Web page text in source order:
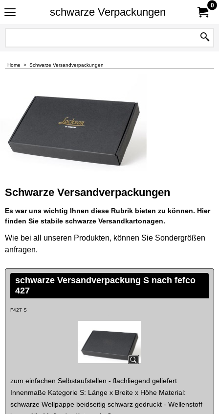
schwarze Verpackungen
0
Home > Schwarze Versandverpackungen
Schwarze Versandverpackungen
Es war uns wichtig Ihnen diese Rubrik bieten zu können. Hier
finden Sie stabile schwarze Versandkartonagen.
Wie bei all unseren Produkten, können Sie Sondergrößen
anfragen.
schwarze Versandverpackung S nach fefco
427
F427 S
zum einfachen Selbstaufstellen - flachliegend geliefert
Innenmaße Kategorie S: Länge x Breite x Höhe Material:
schwarze Wellpappe beidseitig schwarz gedruckt - Wellenstoff